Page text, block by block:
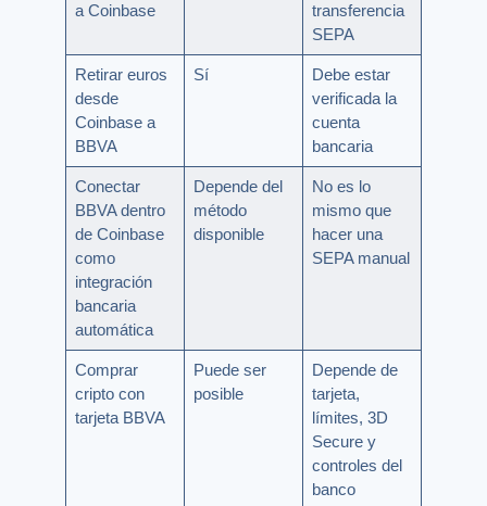
a Coinbase
transferencia
SEPA
Retirar euros
desde
Coinbase a
BBVA
Sí
Debe estar
verificada la
cuenta
bancaria
Conectar
BBVA dentro
de Coinbase
como
integración
bancaria
automática
Depende del
método
disponible
No es lo
mismo que
hacer una
SEPA manual
Comprar
cripto con
tarjeta BBVA
Puede ser
posible
Depende de
tarjeta,
límites, 3D
Secure y
controles del
banco